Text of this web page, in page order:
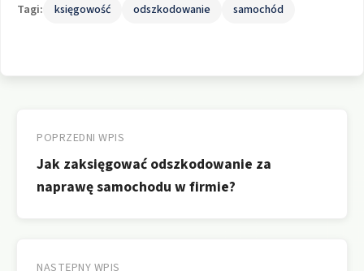
Tagi: księgowość odszkodowanie samochód
wpisu
POPRZEDNI WPIS
Jak zaksięgować odszkodowanie za
naprawę samochodu w firmie?
NASTĘPNY WPIS